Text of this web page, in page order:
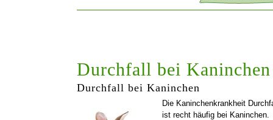
Durchfall bei Kaninchen
Durchfall bei Kaninchen
Die Kaninchenkrankheit
ist recht häufig bei Kaninchen.